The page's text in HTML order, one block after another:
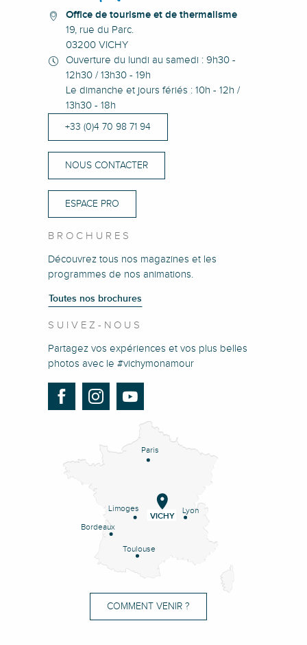
Office de tourisme et de thermalisme
19, rue du Parc.
03200 VICHY
Ouverture du lundi au samedi : 9h30 -
12h30 / 13h30 - 19h
Le dimanche et jours fériés : 10h - 12h /
13h30 - 18h
+33 (0)4 70 98 71 94
NOUS CONTACTER
ESPACE PRO
BROCHURES
Découvrez tous nos magazines et les
programmes de nos animations.
Toutes nos brochures
SUIVEZ-NOUS
Partagez vos expériences et vos plus belles
photos avec le #vichymonamour
Paris
Lyon
Limoges
Bordeaux
Toulouse
VICHY
COMMENT VENIR ?